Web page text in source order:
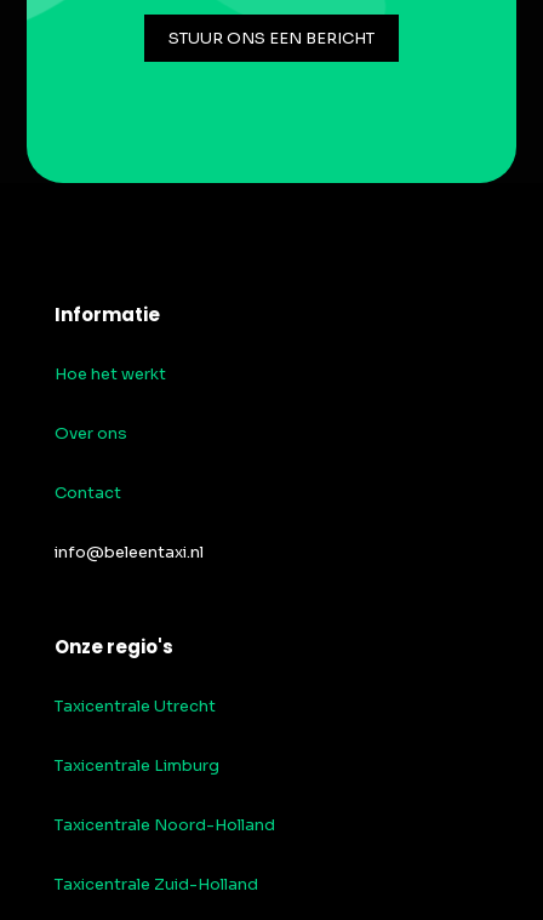
STUUR ONS EEN BERICHT
Informatie
Hoe het werkt
Over ons
Contact
info@beleentaxi.nl
Onze regio's
Taxicentrale Utrecht
Taxicentrale Limburg
Taxicentrale Noord-Holland
Taxicentrale Zuid-Holland